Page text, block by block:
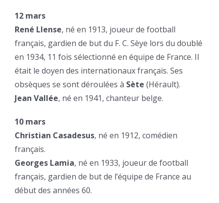
12 mars
René Llense, né en 1913, joueur de football
français, gardien de but du F. C. Sèye lors du doublé
en 1934, 11 fois sélectionné en équipe de France. Il
était le doyen des internationaux français. Ses
obsèques se sont déroulées à Sète (Hérault).
Jean Vallée, né en 1941, chanteur belge.
10 mars
Christian Casadesus, né en 1912, comédien
français.
Georges Lamia, né en 1933, joueur de football
français, gardien de but de l’équipe de France au
début des années 60.